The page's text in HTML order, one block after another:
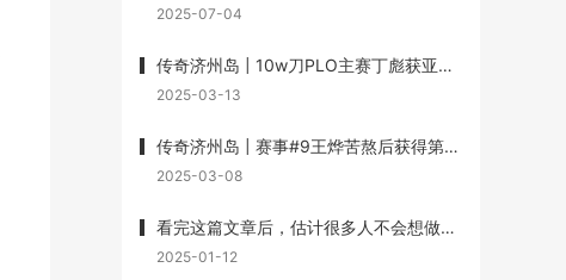
2025-07-04
传奇济州岛 | 10w刀PLO主赛丁彪获亚军，Lin Wei、Dai Zhikang、黄文杰承包三、四、七名
2025-03-13
传奇济州岛 | 赛事#9王烨苦熬后获得第3名，丁彪第7名，赛事#10杨崇贤获第3名
2025-03-08
看完这篇文章后，估计很多人不会想做牌手了
2025-01-12